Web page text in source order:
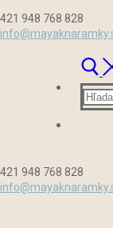
na
421 948 768 828
421 948 768 828